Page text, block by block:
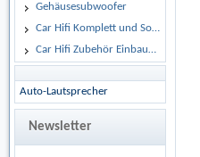
Gehäusesubwoofer
Car Hifi Komplett und Sonderangebote
Car Hifi Zubehör Einbaumaterial
Auto-Lautsprecher
Newsletter